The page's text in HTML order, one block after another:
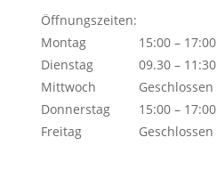
Öffnungszeiten:
Montag
15:00 – 17:00
Dienstag
09.30 – 11:30
Mittwoch
Geschlossen
Donnerstag
15:00 – 17:00
Freitag
Geschlossen